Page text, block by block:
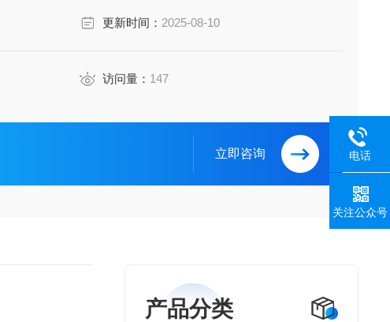
更新时间： 2025-08-10
访问量： 147
立即咨询
产品分类
电话
关注公众号